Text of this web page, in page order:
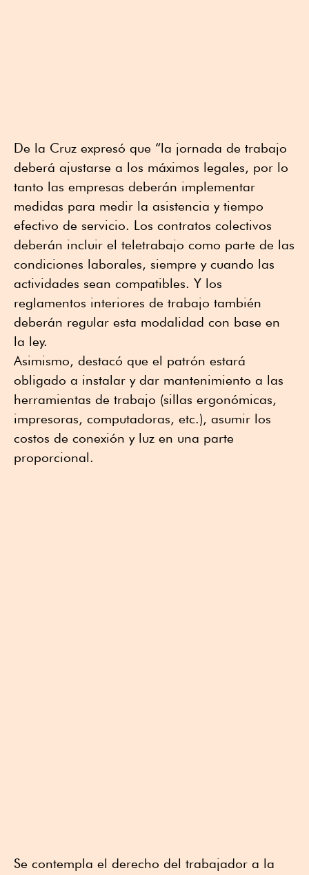
De la Cruz expresó que “la jornada de trabajo
deberá ajustarse a los máximos legales, por lo
tanto las empresas deberán implementar
medidas para medir la asistencia y tiempo
efectivo de servicio. Los contratos colectivos
deberán incluir el teletrabajo como parte de las
condiciones laborales, siempre y cuando las
actividades sean compatibles. Y los
reglamentos interiores de trabajo también
deberán regular esta modalidad con base en
la ley.
Asimismo, destacó que el patrón estará
obligado a instalar y dar mantenimiento a las
herramientas de trabajo (sillas ergonómicas,
impresoras, computadoras, etc.), asumir los
costos de conexión y luz en una parte
proporcional.
Se contempla el derecho del trabajador a la